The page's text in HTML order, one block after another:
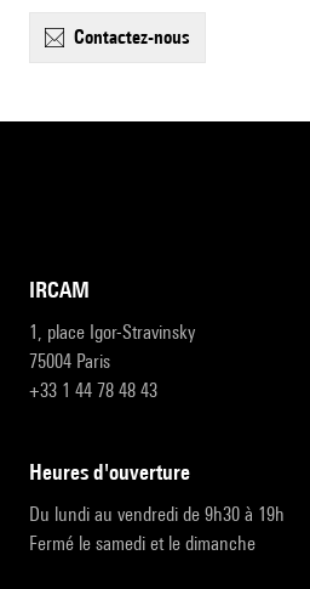
contactez-nous
IRCAM
1, place Igor-Stravinsky
75004 Paris
+33 1 44 78 48 43
heures d'ouverture
Du lundi au vendredi de 9h30 à 19h
Fermé le samedi et le dimanche